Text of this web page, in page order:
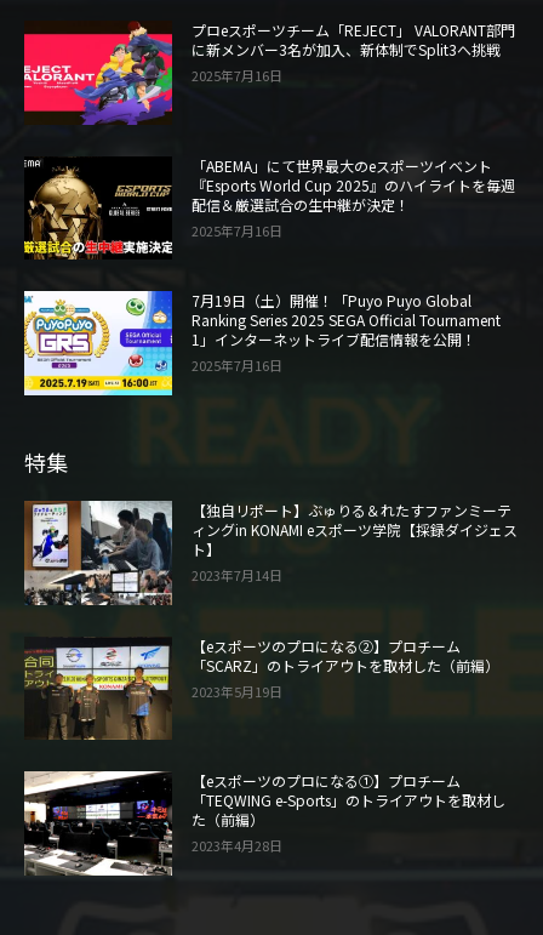
プロeスポーツチーム「REJECT」 VALORANT部門
に新メンバー3名が加入、新体制でSplit3へ挑戦
2025年7月16日
「ABEMA」にて世界最大のeスポーツイベント
『Esports World Cup 2025』のハイライトを毎週
配信＆厳選試合の生中継が決定！
2025年7月16日
7月19日（土）開催！「Puyo Puyo Global
Ranking Series 2025 SEGA Official Tournament
1」インターネットライブ配信情報を公開！
2025年7月16日
特集
【独自リポート】ぶゅりる＆れたすファンミーテ
ィングin KONAMI eスポーツ学院【採録ダイジェス
ト】
2023年7月14日
【eスポーツのプロになる②】プロチーム
「SCARZ」のトライアウトを取材した（前編）
2023年5月19日
【eスポーツのプロになる①】プロチーム
「TEQWING e-Sports」のトライアウトを取材し
た（前編）
2023年4月28日